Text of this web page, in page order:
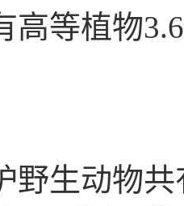
高等植物
野生动物